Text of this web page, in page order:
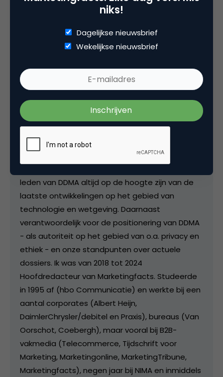
luuk ros
Team Lead Content & Community bij
DDMA
Bij DDMA verantwoordelijk voor het aansturen van
het team dat het kennisaanbod van onze
vereniging samenstelt, met een mix van
congressen, kennissessies en publicaties. Samen
leden van DDMA altijd op de hoogte zijn van de
laatste ontwikkelingen op het gebied van
technologie en wetgeving. Daarnaast
verantwoordelijk voor de positionering van DDMA
- als autoriteit op het gebied van o.a. privacy en
ethiek - en onze standpunten over actuele
dossiers. Ik was van 2018 tot 2024
Hoofdredacteur van Marketingfacts. Studeerde
in 1995 af (hbo Communicatie) en werkte bij een
aantal corporates (Albert Heijn,
DaimlerChrysler/debitel en Praxis), bureaus (Van
Oorschot, Coebergh), maar vooral bij B2B-
vakmedia (Telecommerce, Tijdschrift voor
Marketing, Marketingonline, MarketingTribune,
Marketingfacts), negen jaar bij NIMA en inmiddels
niks!
Dagelijkse nieuwsbrief
Wekelijkse nieuwsbrief